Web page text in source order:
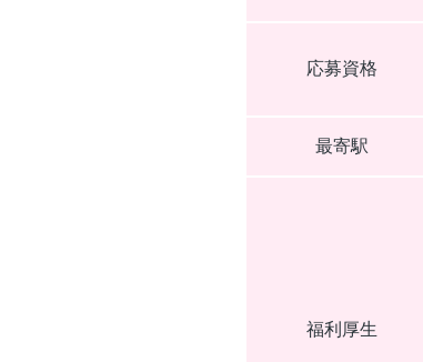
応募資格
最寄駅
福利厚生